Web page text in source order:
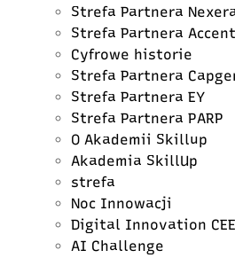
Strefa Partnera
Strefa Partnera
Cyfrowe historie
Strefa Partnera
Strefa Partnera EY
Strefa Partnera PARP
O Akademii Skillup
Akademia SkillUp
strefa
Noc Innowacji
Digital Innovation CEE
AI Challenge